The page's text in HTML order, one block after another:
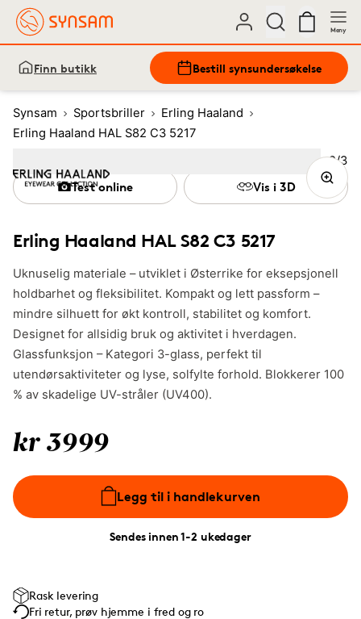
Meny
Finn butikk Bestill synsundersøkelse
Synsam Sportsbriller
Erling Haaland
Erling Haaland HAL S82 C3 5217
Erling Haaland HAL S82 C3 5217
Uknuselig materiale – utviklet i Østerrike for eksepsjonell
holdbarhet og fleksibilitet. Kompakt og lett passform –
mindre silhuett for økt kontroll, stabilitet og komfort.
Designet for allsidig bruk og aktivitet i hverdagen.
Glassfunksjon – Kategori 3-glass, perfekt til
utendørsaktiviteter og lyse, solfylte forhold. Blokkerer 100
% av skadelige UV-stråler (UV400).
kr 3999
Legg til i handlekurven
Sendes innen 1-2 ukedager
Test online Vis i 3D
Rask levering
Fri retur, prøv hjemme i fred og ro
Bilde
2/3
Image1 3